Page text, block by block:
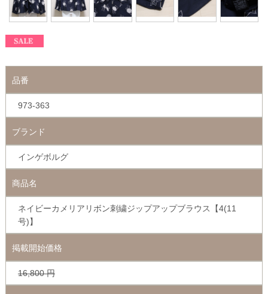
品番
973-363
ブランド
インゲボルグ
商品名
ネイビーカメリアリボン刺繍ジップアップブラウス【4(11
号)】
掲載開始価格
16,800 円